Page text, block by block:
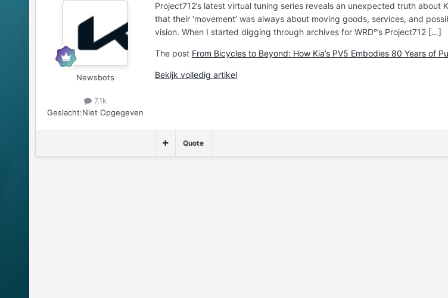
Newsbots
7,1k
Geslacht:Niet Opgegeven
Project712’s latest virtual tuning series reveals an unexpected truth about
that their ‘movement’ was always about moving goods, services, and
vision. When I started digging through archives for WRD°’s Project712 […]
The post From Bicycles to Beyond: How Kia’s PV5 Embodies 80 Years of
Bekijk volledig artikel
Quote